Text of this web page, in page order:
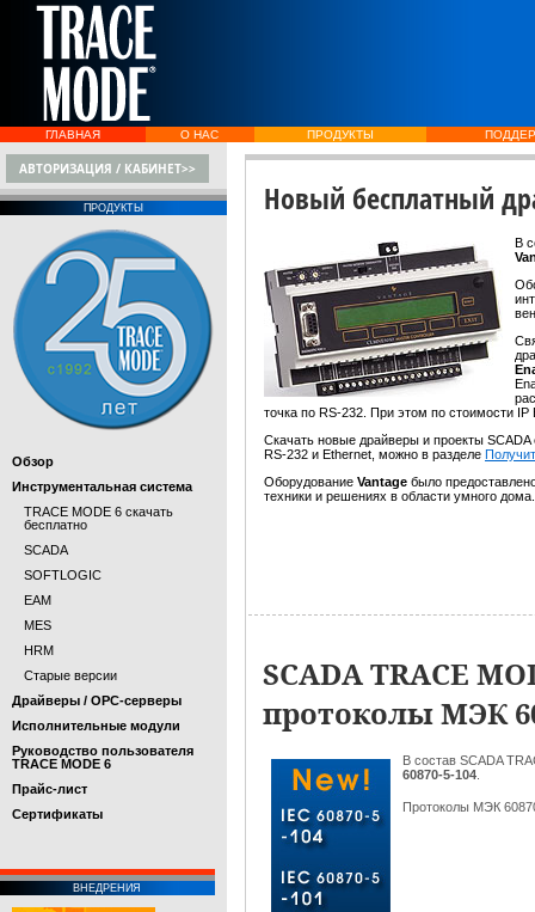
ГЛАВНАЯ О НАС ПРОДУКТЫ
АВТОРИЗАЦИЯ / КАБИНЕТ>>
ПРОДУКТЫ
Обзор
Инструментальная система
TRACE MODE 6 скачать
бесплатно
SCADA
SOFTLOGIC
EAM
MES
HRM
Старые версии
Драйверы / OPC-серверы
Исполнительные модули
Руководство пользователя
TRACE MODE 6
Прайс-лист
Cертификаты
ВНЕДРЕНИЯ
Новый бесплатный
В
точка по RS-232. При этом по стоимости
Скачать новые драйверы и проекты
RS-232 и Ethernet, можно в разделе
Оборудование Vantage было
техники и решениях в области умного дома.
SCADA TRACE
протоколы МЭК
В состав SCADA
60870-5-104
Протоколы МЭК